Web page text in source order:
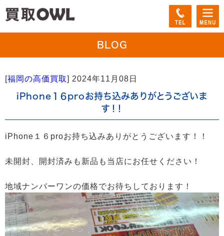
BLOG
[福岡の高価買取] 2024年11月08日
iPhone１６proお持ち込みありがとうございま
す！！
iPhone１６proお持ち込みありがとうございます！！
未開封、開封済みも新品も当店にお任せください！
地域ナンバーワンの価格でお待ちしております！